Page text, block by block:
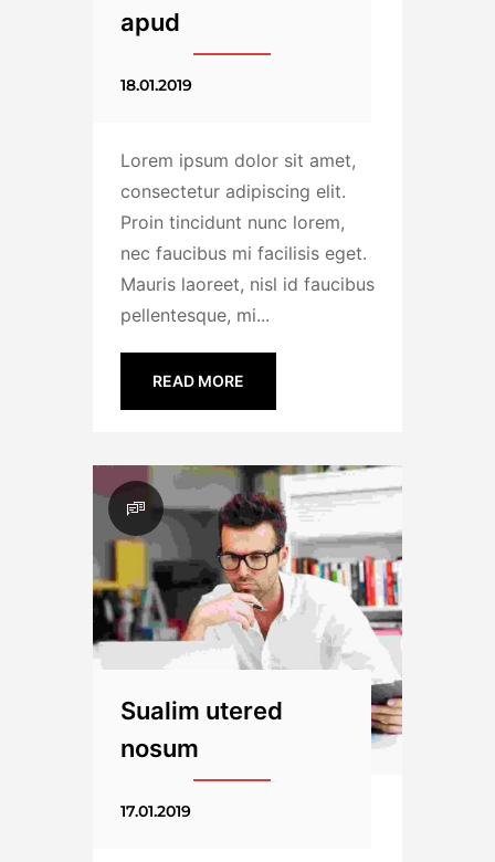
apud
18.01.2019
Lorem ipsum dolor sit amet,
consectetur adipiscing elit.
Proin tincidunt nunc lorem,
nec faucibus mi facilisis eget.
Mauris laoreet, nisl id faucibus
pellentesque, mi...
READ MORE
Sualim utered
nosum
17.01.2019